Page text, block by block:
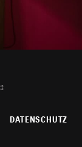
DATENSCHUTZ